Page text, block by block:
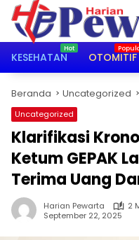
Langsung
konten
KESEHATAN
OTOMITIF
Beranda Uncategorized
Uncategorized
Klarifikasi
Ketum GEPAK
Terima Uang
Harian Pewarta
2
September 22, 2025